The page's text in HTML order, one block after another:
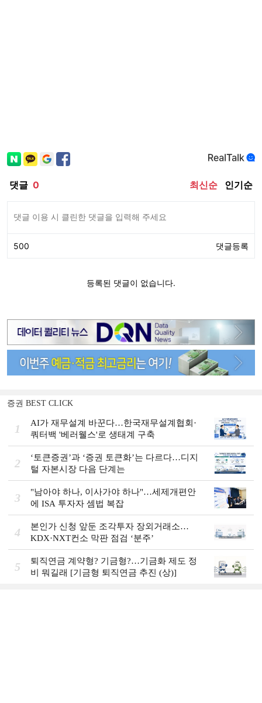
증권 BEST CLICK
1
AI가 재무설계 바꾼다…한국재무설계협회·
쿼터백 '베러웰스'로 생태계 구축
2
‘토큰증권’과 ‘증권 토큰화’는 다르다…디지
털 자본시장 다음 단계는
3
"남아야 하나, 이사가야 하나"…세제개편안
에 ISA 투자자 셈법 복잡
4
본인가 신청 앞둔 조각투자 장외거래소…
KDX·NXT컨소 막판 점검 ‘분주’
5
퇴직연금 계약형? 기금형?…기금화 제도 정
비 뭐길래 [기금형 퇴직연금 추진 (상)]